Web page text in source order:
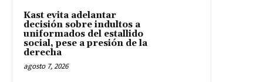
Kast evita adelantar
decisión sobre indultos a
uniformados del estallido
social, pese a presión de la
derecha
agosto 7, 2026